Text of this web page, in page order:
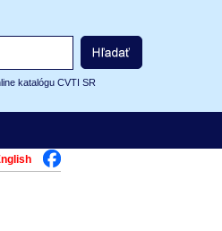
katalógu CVTI SR